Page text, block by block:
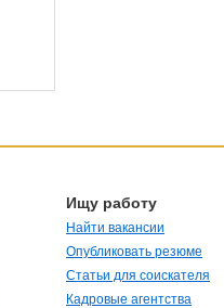
Ищу работу
Найти вакансии
Опубликовать резюме
Статьи для соискателя
Кадровые агентства